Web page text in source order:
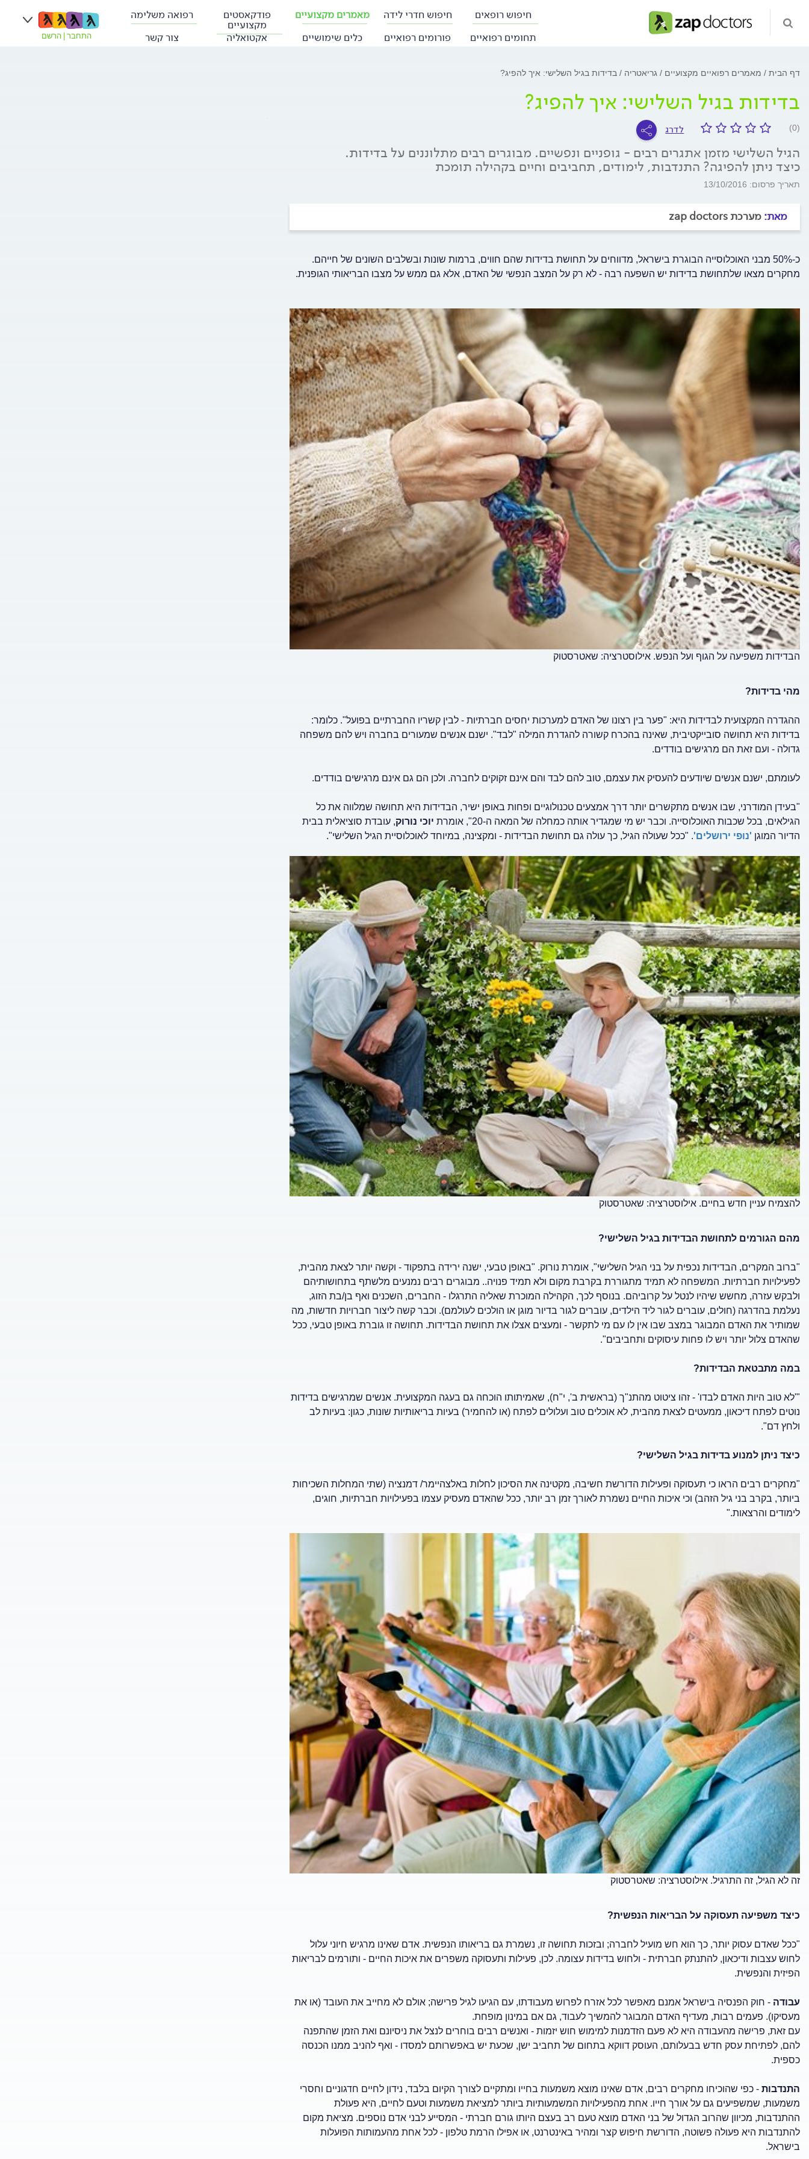
חיפוש רופאים חיפוש חדרי לידה מאמרים מקצועיים פודקאסטים
מקצועיים
רפואה משלימה
תחומים רפואיים
פורומים רפואיים כלים שימושיים אקטואליה צור קשר התחבר הרשם
דף הבית מאמרים רפואיים מקצועיים גריאטריה בדידות בגיל השלישי: איך להפיג?
בדידות בגיל השלישי: איך להפיג?
(0) לדרג
הגיל השלישי מזמן אתגרים רבים - גופניים ונפשיים. מבוגרים רבים מתלוננים על בדידות.
כיצד ניתן להפיגה? התנדבות, לימודים, תחביבים וחיים בקהילה תומכת
תאריך פרסום: 13/10/2016
מאת: מערכת zap doctors
כ-50% מבני האוכלוסייה הבוגרת בישראל, מדווחים על תחושת בדידות שהם חווים, ברמות שונות ובשלבים השונים של חייהם.
מחקרים מצאו שלתחושת בדידות יש השפעה רבה - לא רק על המצב הנפשי של האדם, אלא גם ממש על מצבו הבריאותי הגופנית.
הבדידות משפיעה על הגוף ועל הנפש. אילוסטרציה: שאטרסטוק
מהי בדידות?
ההגדרה המקצועית לבדידות היא: "פער בין רצונו של האדם למערכות יחסים חברתיות - לבין קשריו החברתיים בפועל". כלומר:
בדידות היא תחושה סובייקטיבית, שאינה בהכרח קשורה להגדרת המילה "לבד". ישנם אנשים שמעורים בחברה ויש להם משפחה
גדולה - ועם זאת הם מרגישים בודדים.
לעומתם, ישנם אנשים שיודעים להעסיק את עצמם, טוב להם לבד והם אינם זקוקים לחברה. ולכן הם גם אינם מרגישים בודדים.
"בעידן המודרני, שבו אנשים מתקשרים יותר דרך אמצעים טכנולוגיים ופחות באופן ישיר, הבדידות היא תחושה שמלווה את כל
הגילאים, בכל שכבות האוכלוסייה. וכבר יש מי שמגדיר אותה כמחלה של המאה ה-20", אומרת
יוכי נורוק, עובדת סוציאלית בבית
הדיור המוגן 'נופי ירושלים'. "ככל שעולה הגיל, כך עולה גם תחושת הבדידות - ומקצינה, במיוחד לאוכלוסיית הגיל השלישי".
להצמיח עניין חדש בחיים. אילוסטרציה: שאטרסטוק
מהם הגורמים לתחושת הבדידות בגיל השלישי?
"ברוב המקרים, הבדידות נכפית על בני הגיל השלישי", אומרת נורוק. "באופן טבעי, ישנה ירידה בתפקוד - וקשה יותר לצאת מהבית,
לפעילויות חברתיות. המשפחה לא תמיד מתגוררת בקרבת מקום ולא תמיד פנויה.. מבוגרים רבים נמנעים מלשתף בתחושותיהם
ולבקש עזרה, מחשש שיהיו לנטל על קרוביהם. בנוסף לכך, הקהילה המוכרת שאליה התרגלו - החברים, השכנים ואף בן/בת הזוג,
נעלמת בהדרגה (חולים, עוברים לגור ליד הילדים, עוברים לגור בדיור מוגן או הולכים לעולמם). וכבר קשה ליצור חברויות חדשות, מה
שמותיר את האדם המבוגר במצב שבו אין לו עם מי לתקשר - ומעצים אצלו את תחושת הבדידות. תחושה זו גוברת באופן טבעי, ככל
שהאדם צלול יותר ויש לו פחות עיסוקים ותחביבים".
במה מתבטאת הבדידות?
"'לא טוב היות האדם לבדו' - זהו ציטוט מהתנ"ך (בראשית ב', י"ח), שאמיתותו הוכחה גם בעגה המקצועית. אנשים שמרגישים בדידות
נוטים לפתח דיכאון, ממעטים לצאת מהבית, לא אוכלים טוב ועלולים לפתח (או להחמיר) בעיות בריאותיות שונות, כגון: בעיות לב
ולחץ דם".
כיצד ניתן למנוע בדידות בגיל השלישי?
"מחקרים רבים הראו כי תעסוקה ופעילות הדורשת חשיבה, מקטינה את הסיכון לחלות באלצהיימר/ דמנציה (שתי המחלות השכיחות
ביותר, בקרב בני גיל הזהב) וכי איכות החיים נשמרת לאורך זמן רב יותר, ככל שהאדם מעסיק עצמו בפעילויות חברתיות, חוגים,
לימודים והרצאות."
זה לא הגיל, זה התרגיל. אילוסטרציה: שאטרסטוק
כיצד משפיעה תעסוקה על הבריאות הנפשית?
"ככל שאדם עסוק יותר, כך הוא חש מועיל לחברה; ובזכות תחושה זו, נשמרת גם בריאותו הנפשית. אדם שאינו מרגיש חיוני עלול
לחוש עצבות ודיכאון, להתנתק חברתית - ולחוש בדידות עצומה. לכן, פעילות ותעסוקה משפרים את איכות החיים - ותורמים לבריאות
הפיזית והנפשית.
עבודה - חוק הפנסיה בישראל אמנם מאפשר לכל אזרח לפרוש מעבודתו, עם הגיעו לגיל פרישה; אולם לא מחייב את העובד (או את
מעסיקו). פעמים רבות, מעדיף האדם המבוגר להמשיך לעבוד, גם אם במינון מופחת.
עם זאת, פרישה מהעבודה היא לא פעם הזדמנות למימוש חוש יזמות - ואנשים רבים בוחרים לנצל את ניסיונם ואת הזמן שהתפנה
להם, לפתיחת עסק חדש בבעלותם, העוסק דווקא בתחום של תחביב ישן, שכעת יש באפשרותם למסדו - ואף להניב ממנו הכנסה
כספית.
התנדבות - כפי שהוכיחו מחקרים רבים, אדם שאינו מוצא משמעות בחייו ומתקיים לצורך הקיום בלבד, נידון לחיים חדגוניים וחסרי
משמעות, שמשפיעים גם על אורך חייו. אחת מהפעילויות המשמעותיות ביותר למציאת משמעות וטעם לחיים, היא פעולת
ההתנדבות, מכיוון שהרוב הגדול של בני האדם מוצא טעם רב בעצם היותו גורם חברתי - המסייע לבני אדם נוספים. מציאת מקום
להתנדבות היא פעולה פשוטה, הדורשת חיפוש קצר ומהיר באינטרנט, או אפילו הרמת טלפון - לכל אחת מהעמותות הפועלות
בישראל.